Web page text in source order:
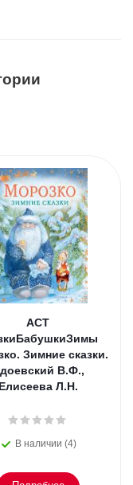
АСТ
Зимние сказки.
В.Ф.,
Елисеева Л.Н.
В наличии (4)